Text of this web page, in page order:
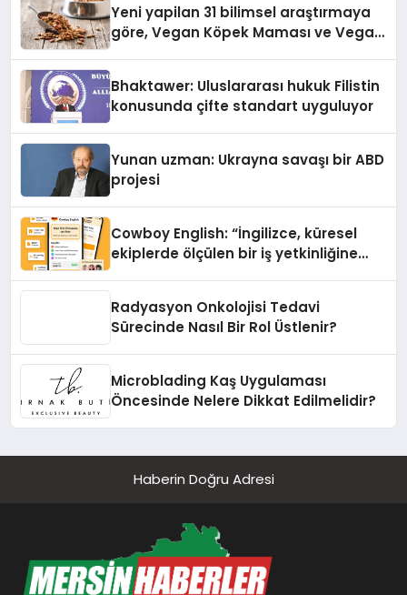
Yeni yapilan 31 bilimsel araştırmaya
göre, Vegan Köpek Maması ve Vegan
Bhaktawer: Uluslararası hukuk Filistin
konusunda çifte standart uyguluyor
Yunan uzman: Ukrayna savaşı bir ABD
projesi
Cowboy English: “İngilizce, küresel
ekiplerde ölçülen bir iş yetkinliğine
Radyasyon Onkolojisi Tedavi
Sürecinde Nasıl Bir Rol Üstlenir?
Microblading Kaş Uygulaması
Öncesinde Nelere Dikkat Edilmelidir?
Haberin Doğru Adresi